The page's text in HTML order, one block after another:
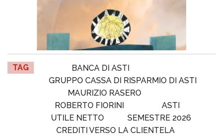
TAG
BANCA DI ASTI
GRUPPO CASSA DI RISPARMIO DI ASTI
MAURIZIO RASERO
ROBERTO FIORINI
ASTI
UTILE NETTO
SEMESTRE 2026
CREDITI VERSO LA CLIENTELA